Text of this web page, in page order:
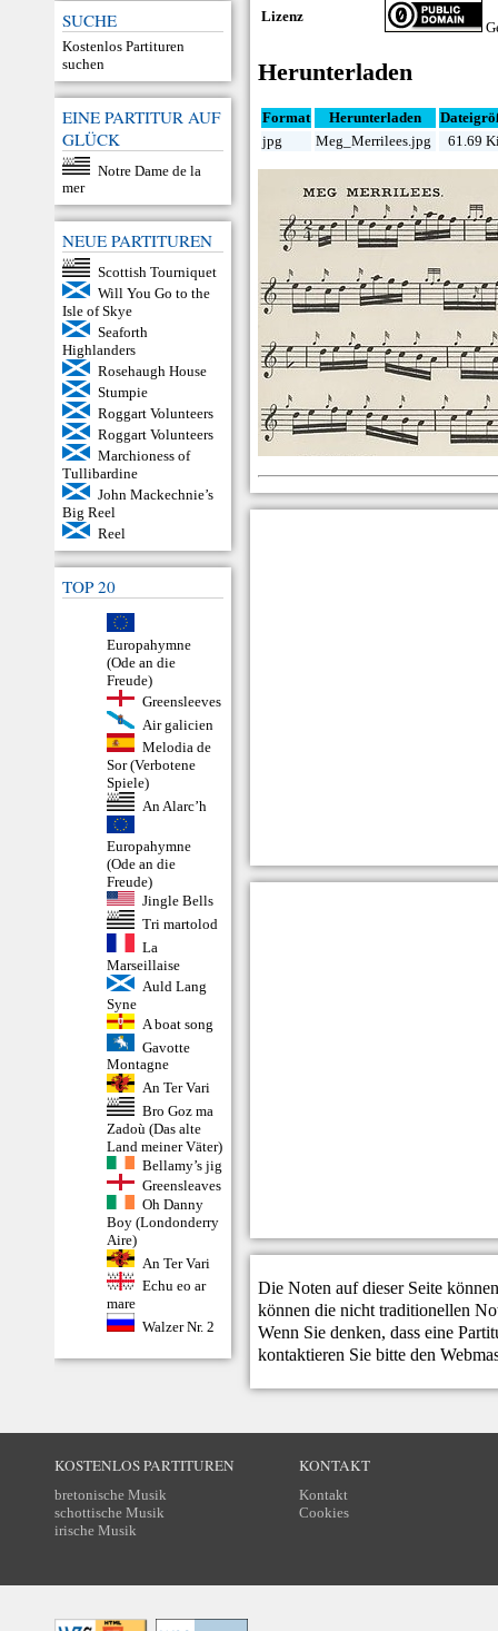
SUCHE
Kostenlos Partituren
suchen
EINE PARTITUR AUF
GLÜCK
Notre Dame de la
mer
NEUE PARTITUREN
Scottish Tourniquet
Will You Go to the
Isle of Skye
Seaforth
Highlanders
Rosehaugh House
Stumpie
Roggart Volunteers
Roggart Volunteers
Marchioness of
Tullibardine
John Mackechnie’s
Big Reel
Reel
TOP 20
Europahymne
(Ode an die
Freude)
Greensleeves
Air galicien
Melodia de
Sor (Verbotene
Spiele)
An Alarc’h
Europahymne
(Ode an die
Freude)
Jingle Bells
Tri martolod
La
Marseillaise
Auld Lang
Syne
A boat song
Gavotte
Montagne
An Ter Vari
Bro Goz ma
Zadoù (Das alte
Land meiner Väter)
Bellamy’s jig
Greensleaves
Oh Danny
Boy (Londonderry
Aire)
An Ter Vari
Echu eo ar
mare
Walzer Nr. 2
Lizenz
Herunterladen
Format Herunterladen
jpg
Meg_Merrilees.jpg 61.69
Die Noten auf dieser Seite
können die nicht traditionellen
Wenn Sie denken, dass eine
kontaktieren Sie bitte den
KOSTENLOS PARTITUREN
bretonische Musik
schottische Musik
irische Musik
KONTAKT
Kontakt
Cookies